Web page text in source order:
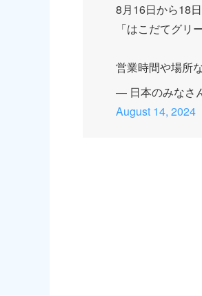
8月16日から18
「はこだてグリ
営業時間や場所
— 日本のみなさ
August 14, 2024